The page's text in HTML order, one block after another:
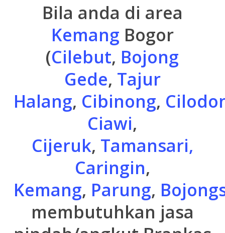
Bila anda di area
Kemang Bogor
(Cilebut, Bojong
Gede, Tajur
Halang, Cibinong,
Ciawi,
Cijeruk, Tamansari,
Caringin,
Kemang, Parung,
membutuhkan jasa